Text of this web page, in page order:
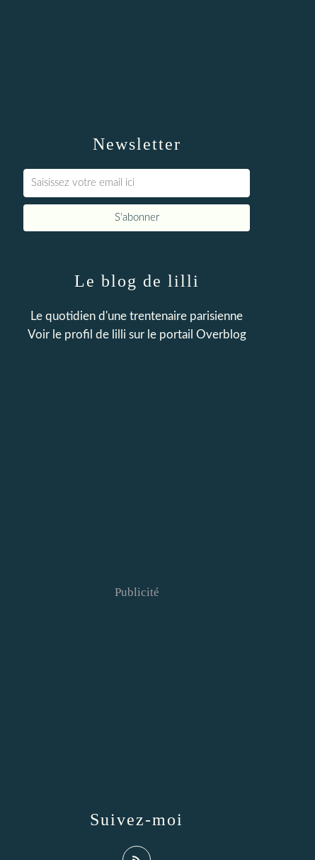
Newsletter
Le blog de lilli
Le quotidien d'une trentenaire parisienne
Voir le profil de lilli sur le portail Overblog
Suivez-moi
Publicité